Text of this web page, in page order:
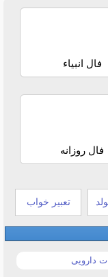
فال انبیاء
فال روزانه
تعبیر خواب
دارویی